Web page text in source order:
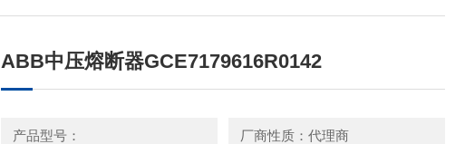
ABB中压熔断器GCE7179616R0142
产品型号： 厂商性质：代理商